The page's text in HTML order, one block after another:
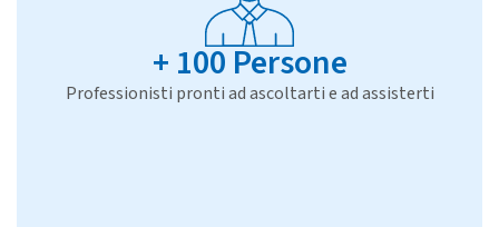
+ 100 Persone
Professionisti pronti ad ascoltarti e ad assisterti